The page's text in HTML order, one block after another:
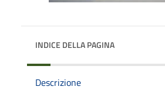
INDICE DELLA PAGINA
Descrizione